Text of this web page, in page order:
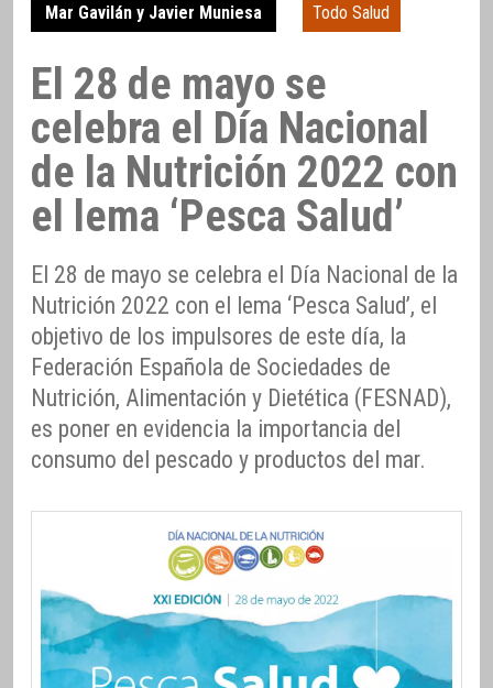
Mar Gavilán y Javier Muniesa Todo Salud
El 28 de mayo se
celebra el Día Nacional
de la Nutrición 2022 con
el lema ‘Pesca Salud’
El 28 de mayo se celebra el Día Nacional de la
Nutrición 2022 con el lema ‘Pesca Salud’, el
objetivo de los impulsores de este día, la
Federación Española de Sociedades de
Nutrición, Alimentación y Dietética (FESNAD),
es poner en evidencia la importancia del
consumo del pescado y productos del mar.